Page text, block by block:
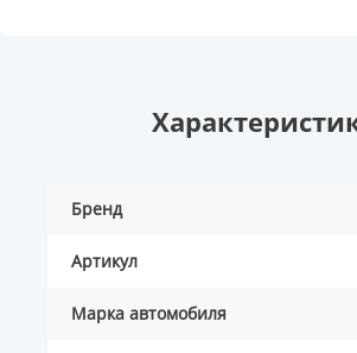
Бренд
Артикул
Марка автомобиля